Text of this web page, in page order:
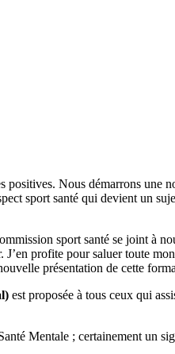
positives. Nous démarrons une
sport santé qui devient un
sport santé se joint à
profite pour saluer toute
présentation de cette
est proposée à tous ceux qui
Mentale ; certainement un